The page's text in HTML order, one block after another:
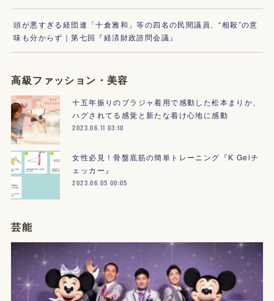
頭が悪すぎる経団連「十倉雅和」等の四名の民間議員、“相殺”の意
味も分からず｜第七回『経済財政諮問会議』
高級ファッション・美容
十五年振りのブラジャ着用で感動した松本まりか、
ハグされてる感覚と新たな着け心地に感動
2023.06.11 03:10
女性必見！骨盤底筋の簡単トレーニング『K Gelチ
ェッカー』
2023.06.05 00:05
芸能